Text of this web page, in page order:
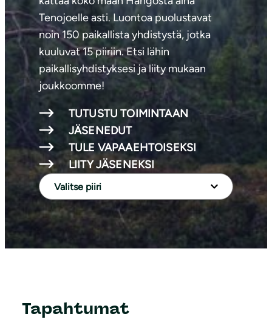
Tenojoelle asti. Luontoa puolustavat
noin 150 paikallista yhdistystä, jotka
kuuluvat 15 piiriin. Etsi lähin
paikallisyhdistyksesi ja liity mukaan
joukkoomme!
TUTUSTU TOIMINTAAN
JÄSENEDUT
TULE VAPAAEHTOISEKSI
LIITY JÄSENEKSI
Tapahtumat